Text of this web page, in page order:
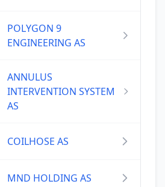
POLYGON 9
ENGINEERING AS
ANNULUS
INTERVENTION SYSTEM
AS
COILHOSE AS
MND HOLDING AS